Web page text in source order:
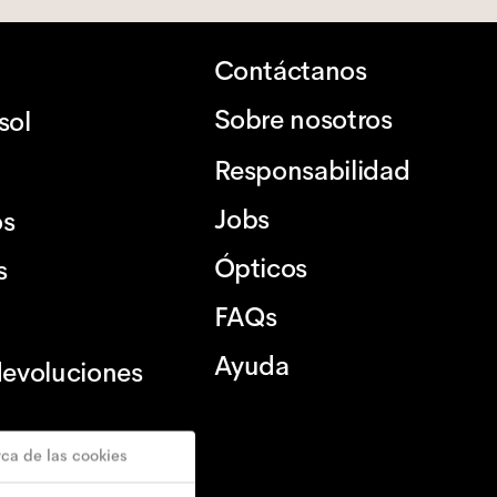
de las cookies
Contáctanos
Sobre nosotros
Responsabilidad
Jobs
Ópticos
FAQs
Ayuda